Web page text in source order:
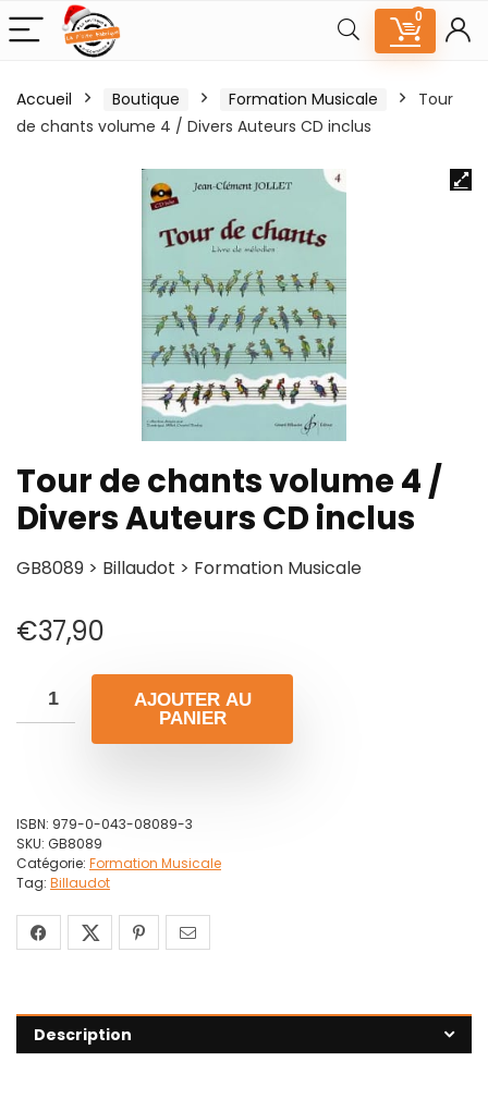
0
Accueil Boutique Formation Musicale
Tour
de chants volume 4 / Divers Auteurs CD inclus
Tour de chants volume 4 /
Divers Auteurs CD inclus
GB8089 > Billaudot > Formation Musicale
€37,90
AJOUTER AU
PANIER
ISBN: 979-0-043-08089-3
SKU: GB8089
Catégorie: Formation Musicale
Tag: Billaudot
Description